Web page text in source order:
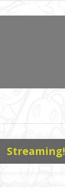
Streaming!